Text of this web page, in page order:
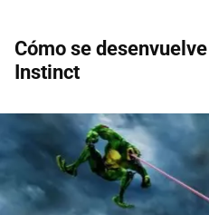
Cómo se
Instinct